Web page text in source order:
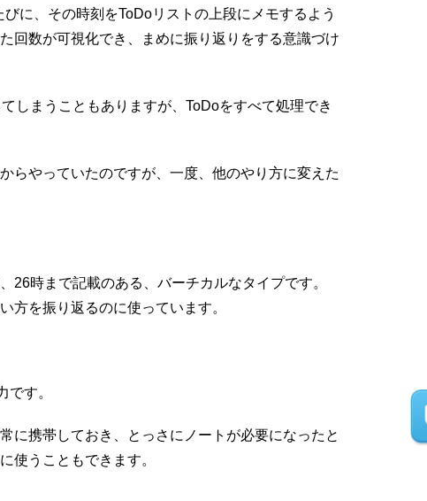
に、その時刻をToDoリストの上段にメモするよう
回数が可視化でき、まめに振り返りをする意識づけ
しまうこともありますが、ToDoをすべて処理でき
らやっていたのですが、一度、他のやり方に変えた
時まで記載のある、バーチカルなタイプです。
方を振り返るのに使っています。
す。
に携帯しておき、とっさにノートが必要になったと
使うこともできます。